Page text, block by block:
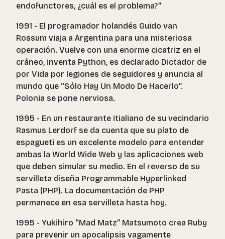
endofunctores, ¿cuál es el problema?”
1991 - El programador holandés Guido van
Rossum viaja a Argentina para una misteriosa
operación. Vuelve con una enorme cicatriz en el
cráneo, inventa Python, es declarado Dictador de
por Vida por legiones de seguidores y anuncia al
mundo que “Sólo Hay Un Modo De Hacerlo”.
Polonia se pone nerviosa.
1995 - En un restaurante itialiano de su vecindario
Rasmus Lerdorf se da cuenta que su plato de
espagueti es un excelente modelo para entender
ambas la World Wide Web y las aplicaciones web
que deben simular su medio. En el reverso de su
servilleta diseña Programmable Hyperlinked
Pasta (PHP). La documentación de PHP
permanece en esa servilleta hasta hoy.
1995 - Yukihiro “Mad Matz” Matsumoto crea Ruby
para prevenir un apocalipsis vagamente